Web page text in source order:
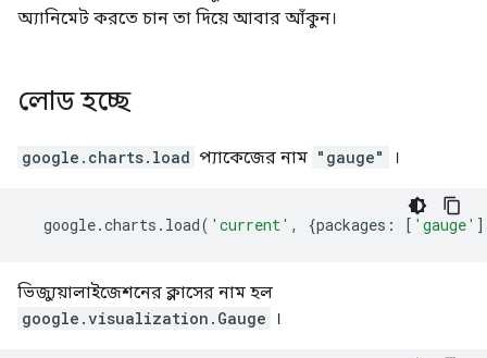
অ্যানিমেট করতে চান তা দিয়ে আবার আঁকুন।
লোড হচ্ছে
google.charts.load প্যাকেজের নাম "gauge" ।
google.charts . load( 'current' , {packages : [ 'gauge'
ভিজ্যুয়ালাইজেশনের ক্লাসের নাম হল
google.visualization.Gauge
।